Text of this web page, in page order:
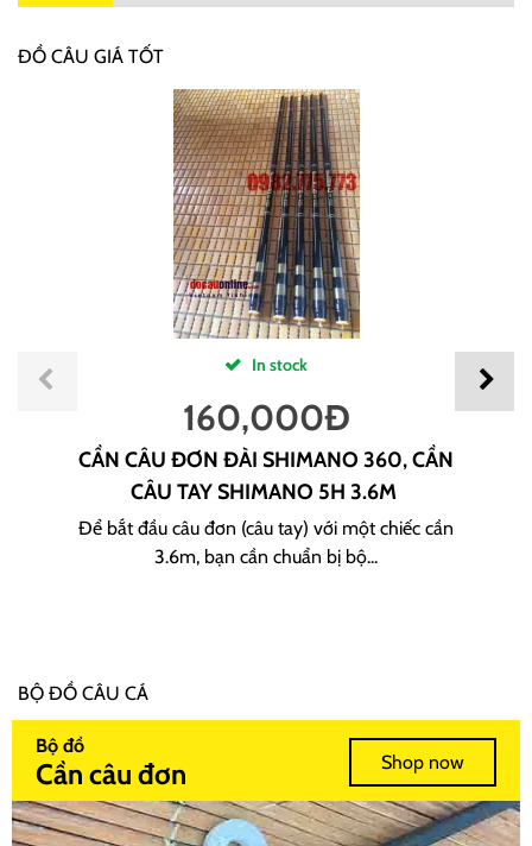
ĐỒ CÂU GIÁ TỐT
In stock
160,000Đ
CẦN CÂU ĐƠN ĐÀI SHIMANO 360, CẦN
CÂU TAY SHIMANO 5H 3.6M
Để bắt đầu câu đơn (câu tay) với một chiếc cần
3.6m, bạn cần chuẩn bị bộ...
BỘ ĐỒ CÂU CÁ
Bộ đồ
Cần câu đơn Shop now